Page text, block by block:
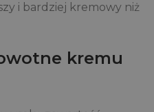
i bardziej kremowy niż
kremu